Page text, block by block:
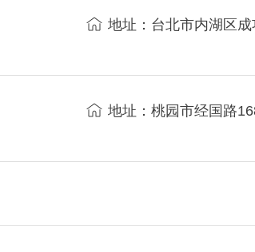
地址：台北市内湖区
地址：桃园市经国路